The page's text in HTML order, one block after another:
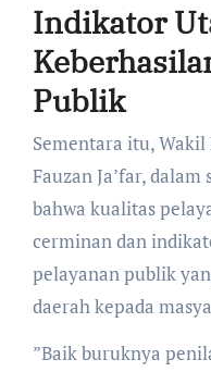
​Indikator
Publik
​Sementara itu,
Fauzan Ja’far,
bahwa kualitas
cerminan dan
pelayanan publik
daerah kepada
​”Baik buruknya